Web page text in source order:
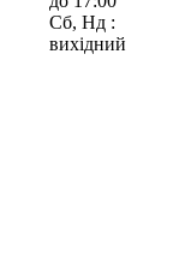
Сб, Нд :
вихідний